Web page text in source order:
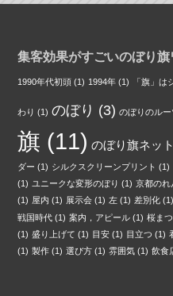
集客効果がすごいのぼり旗
1990年代初頭 (1) 1994年 (1) 「旗」は
わり (1) のぼり (3) のぼりのルー
旗 (11) のぼり旗ネット
ダー (1) シルクスクリーンプリント (1)
(1) ユニークな変形のぼり (1) 京都のれ
(1) 屋内 (1) 展示会 (1) 左 (1) 差別化 (1)
戦国時代 (1) 案内，アピール (1) 桜ま
(1) 盛り上げて (1) 目安 (1) 目立つ (1)
(1) 製作 (1) 選び方 (1) 雰囲気 (1) 飲食